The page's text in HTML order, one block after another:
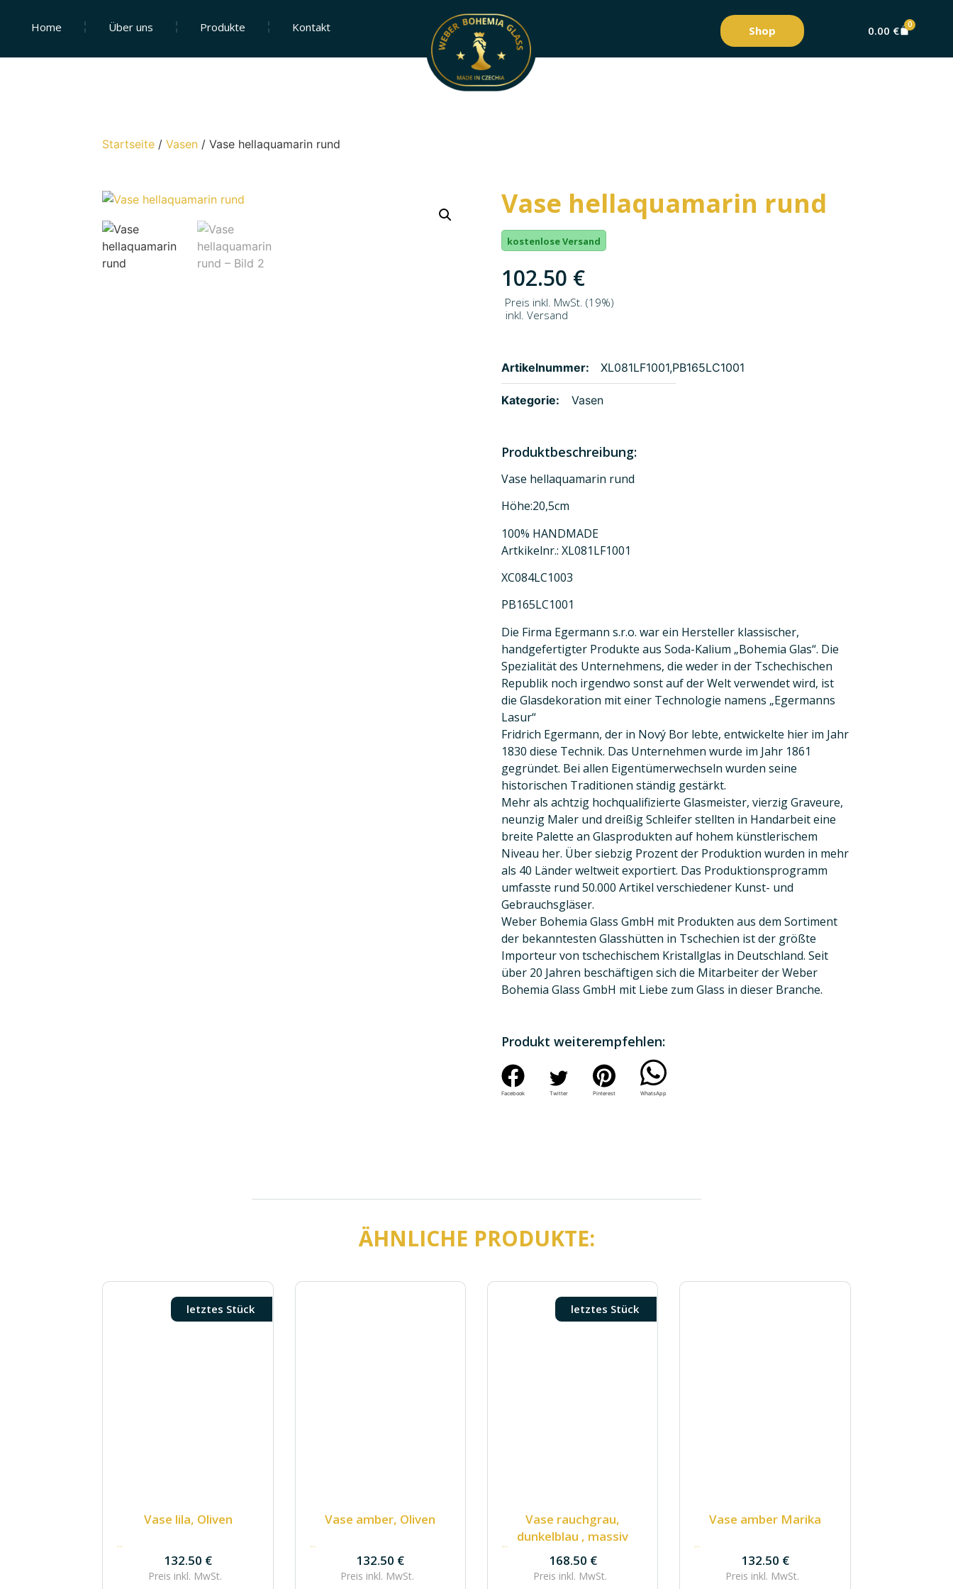
Home Über uns Produkte Kontakt Shop 0.00 € 0
Startseite /Vasen /Vase hellaquamarin rund
Vase hellaquamarin rund
kostenlose Versand
102.50 €
Preis inkl. MwSt. (19%)
inkl. Versand
Artikelnummer: XL081LF1001,PB165LC1001
Kategorie: Vasen
Produktbeschreibung:
Vase hellaquamarin rund
Höhe:20,5cm
100% HANDMADE
Artkikelnr.: XL081LF1001
XC084LC1003
PB165LC1001
Die Firma Egermann s.r.o. war ein Hersteller klassischer,
handgefertigter Produkte aus Soda-Kalium „Bohemia Glas“. Die
Spezialität des Unternehmens, die weder in der Tschechischen
Republik noch irgendwo sonst auf der Welt verwendet wird, ist
die Glasdekoration mit einer Technologie namens „Egermanns
Lasur“
Fridrich Egermann, der in Nový Bor lebte, entwickelte hier im Jahr
1830 diese Technik. Das Unternehmen wurde im Jahr 1861
gegründet. Bei allen Eigentümerwechseln wurden seine
historischen Traditionen ständig gestärkt.
Mehr als achtzig hochqualifizierte Glasmeister, vierzig Graveure,
neunzig Maler und dreißig Schleifer stellten in Handarbeit eine
breite Palette an Glasprodukten auf hohem künstlerischem
Niveau her. Über siebzig Prozent der Produktion wurden in mehr
als 40 Länder weltweit exportiert. Das Produktionsprogramm
umfasste rund 50.000 Artikel verschiedener Kunst- und
Gebrauchsgläser.
Weber Bohemia Glass GmbH mit Produkten aus dem Sortiment
der bekanntesten Glasshütten in Tschechien ist der größte
Importeur von tschechischem Kristallglas in Deutschland. Seit
über 20 Jahren beschäftigen sich die Mitarbeiter der Weber
Bohemia Glass GmbH mit Liebe zum Glass in dieser Branche.
Produkt weiterempfehlen:
Facebook Twitter Pinterest WhatsApp
ÄHNLICHE PRODUKTE:
letztes Stück
Vase lila, Oliven
132.50€
132.50 €
Preis inkl. MwSt.
Vase amber, Oliven
132.50 €
132.50 €
Preis inkl. MwSt.
letztes Stück
Vase rauchgrau,
dunkelblau , massiv
168.50 €
168.50 €
Preis inkl. MwSt.
Vase amber Marika
132.50€
132.50 €
Preis inkl. MwSt.